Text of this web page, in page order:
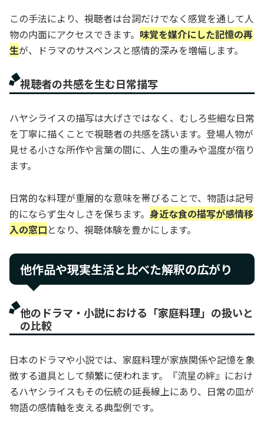
この手法により、視聴者は台詞だけでなく感覚を通して人
物の内面にアクセスできます。 味覚を媒介にした記憶の再
生が、ドラマのサスペンスと感情的深みを増幅します。
視聴者の共感を生む日常描写
ハヤシライスの描写は大げさではなく、むしろ些細な日常
を丁寧に描くことで視聴者の共感を誘います。登場人物が
見せる小さな所作や言葉の間に、人生の重みや温度が宿り
ます。
日常的な料理が重層的な意味を帯びることで、物語は記号
的にならず生々しさを保ちます。 身近な食の描写が感情移
入の窓口となり、視聴体験を豊かにします。
他作品や現実生活と比べた解釈の広がり
他のドラマ・小説における「家庭料理」の扱いと
の比較
日本のドラマや小説では、家庭料理が家族関係や記憶を象
徴する道具として頻繁に使われます。『流星の絆』におけ
るハヤシライスもその伝統の延長線上にあり、日常の皿が
物語の感情軸を支える典型例です。